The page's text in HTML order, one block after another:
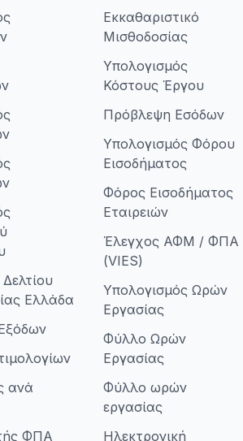
Ελλάδα
ανά
ΦΠΑ
Εκκαθαριστικό
Μισθοδοσίας
Υπολογισμός
Κόστους Έργου
Πρόβλεψη Εσόδων
Υπολογισμός Φόρου
Εισοδήματος
Φόρος Εισοδήματος
Εταιρειών
Έλεγχος ΑΦΜ / ΦΠΑ
(VIES)
Υπολογισμός Ωρών
Εργασίας
Φύλλο Ωρών
Εργασίας
Φύλλο ωρών
εργασίας
Ηλεκτρονική